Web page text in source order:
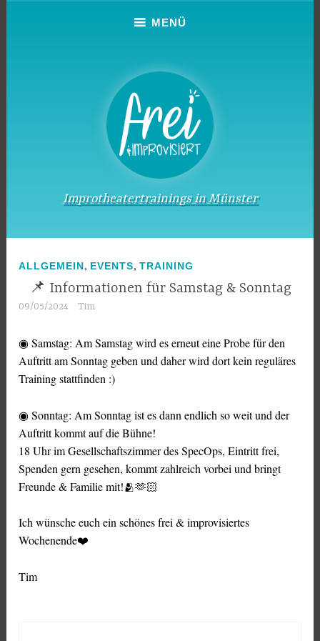
Improtheatertrainings in Münster
MENÜ
ALLGEMEIN, EVENTS,TRAINING
📌 Informationen für Samstag & Sonntag
09/05/2024 Tim
◉ Samstag: Am Samstag wird es erneut eine Probe für den
Auftritt am Sonntag geben und daher wird dort kein reguläres
Training stattfinden :)
◉ Sonntag: Am Sonntag ist es dann endlich so weit und der
Auftritt kommt auf die Bühne!
18 Uhr im Gesellschaftszimmer des SpecOps, Eintritt frei,
Spenden gern gesehen, kommt zahlreich vorbei und bringt
Freunde & Familie mit!🫂🫶🏻
Ich wünsche euch ein schönes frei & improvisiertes
Wochenende❤️
Tim